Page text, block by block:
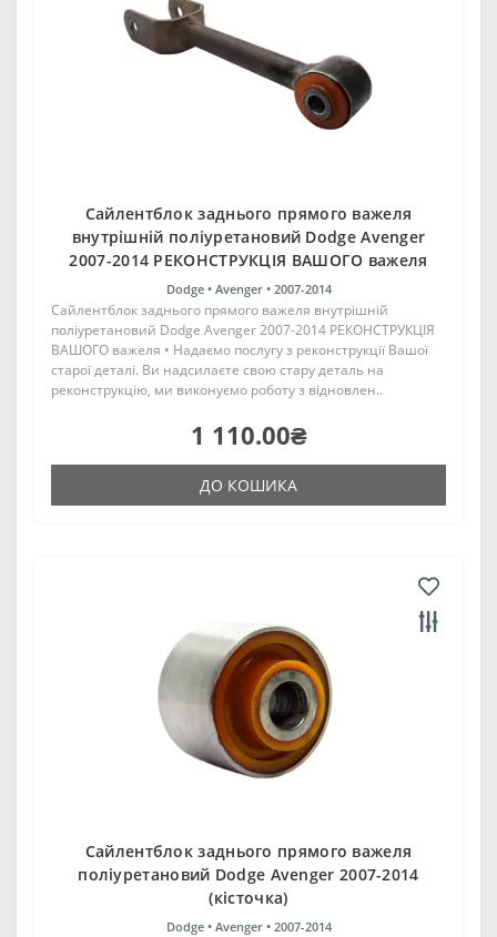
Сайлентблок заднього прямого важеля
внутрішній поліуретановий Dodge Avenger
2007-2014 РЕКОНСТРУКЦІЯ ВАШОГО важеля
Dodge • Avenger • 2007-2014
Сайлентблок заднього прямого важеля внутрішній
поліуретановий Dodge Avenger 2007-2014 РЕКОНСТРУКЦІЯ
ВАШОГО важеля • Надаємо послугу з реконструкції Вашої
старої деталі. Ви надсилаєте свою стару деталь на
реконструкцію, ми виконуємо роботу з відновлен..
1 110.00₴
ДО КОШИКА
Сайлентблок заднього прямого важеля
поліуретановий Dodge Avenger 2007-2014
(кісточка)
Dodge • Avenger • 2007-2014